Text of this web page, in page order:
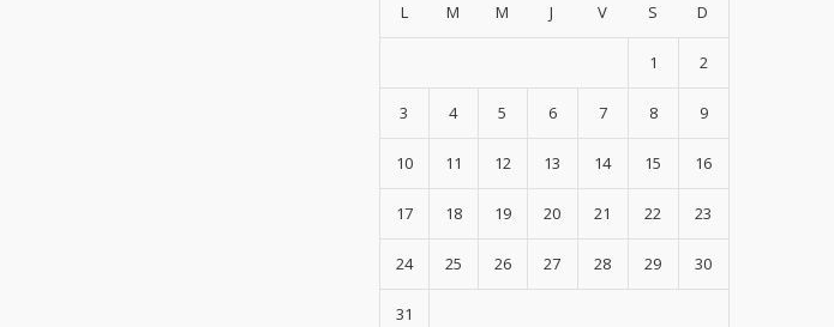
L M M J V S D
1 2
3 4 5 6 7 8 9
10 11 12 13 14 15 16
17 18 19 20 21 22 23
24 25 26 27 28 29 30
31